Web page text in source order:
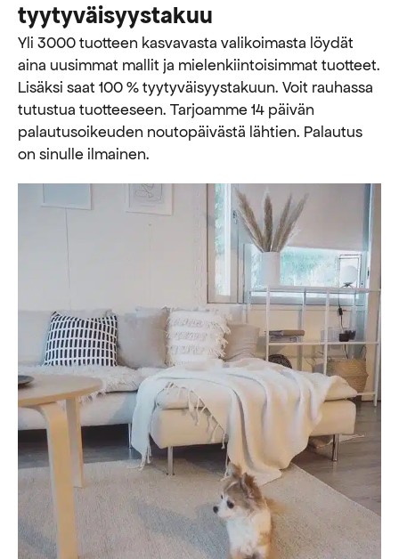
tyytyväisyystakuu
Yli 3000 tuotteen kasvavasta valikoimasta löydät
aina uusimmat mallit ja mielenkiintoisimmat tuotteet.
Lisäksi saat 100 % tyytyväisyystakuun. Voit rauhassa
tutustua tuotteeseen. Tarjoamme 14 päivän
palautusoikeuden noutopäivästä lähtien. Palautus
on sinulle ilmainen.